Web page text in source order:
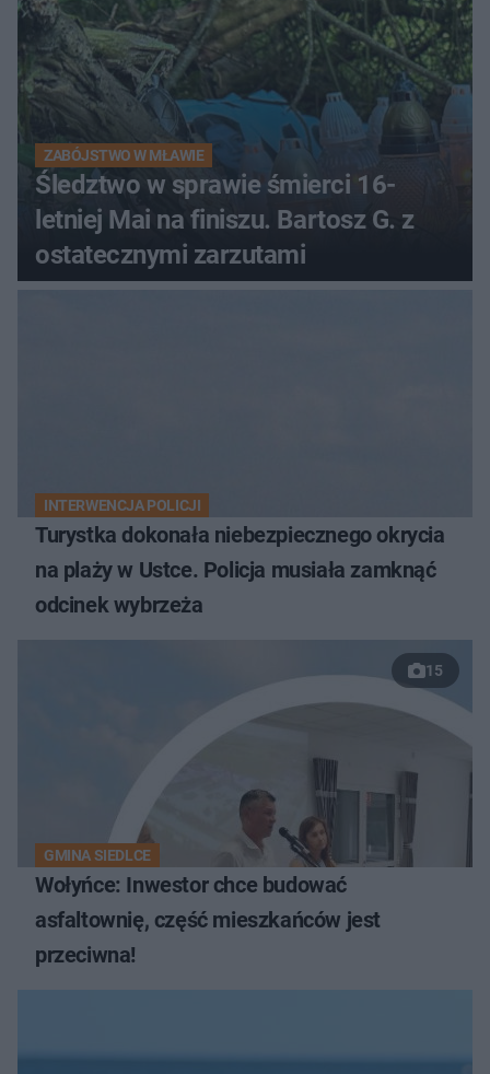
ZABÓJSTWO W MŁAWIE
Śledztwo w sprawie śmierci 16-
letniej Mai na finiszu. Bartosz G. z
ostatecznymi zarzutami
INTERWENCJA POLICJI
Turystka dokonała niebezpiecznego okrycia
na plaży w Ustce. Policja musiała zamknąć
odcinek wybrzeża
15
GMINA SIEDLCE
Wołyńce: Inwestor chce budować
asfaltownię, część mieszkańców jest
przeciwna!